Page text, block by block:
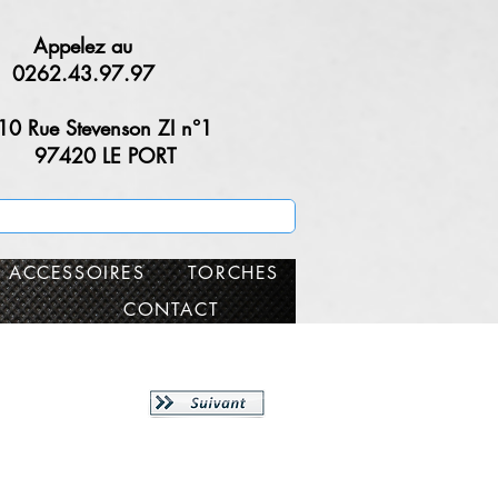
Appelez au
0262.43.97.97
Rue Stevenson ZI n°1
97420 LE PORT
ACCESSOIRES
TORCHES
CONTACT